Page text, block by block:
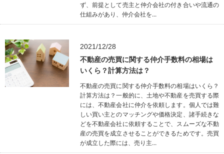
ず、前提として売主と仲介会社の付き合いや流通の
仕組みがあり、仲介会社を...
2021/12/28
不動産の売買に関する仲介手数料の相場は
いくら？計算方法は？
不動産の売買に関する仲介手数料の相場はいくら？
計算方法は？一般的に、土地や不動産を売買する際
には、不動産会社に仲介を依頼します。個人では難
しい買い主とのマッチングや価格決定、諸手続きな
どを不動産会社に依頼することで、スムーズな不動
産の売買を成立させることができるためです。売買
が成立した際には、売り主...